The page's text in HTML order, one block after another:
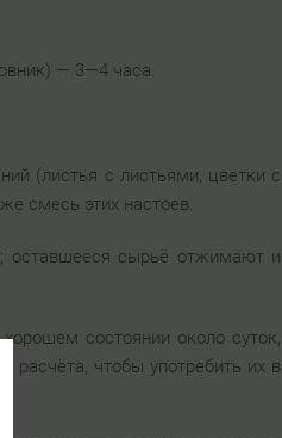
— 3—4 часа.
(листья с листьями, цветки с
смесь этих настоев.
оставшееся сырьё отжимают и
состоянии около суток,
расчёта, чтобы употребить их в